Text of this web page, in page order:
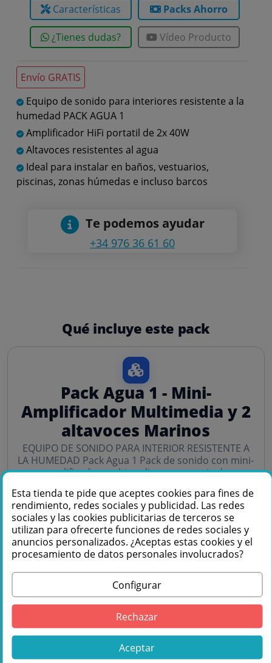
Envío GRATIS
Equipo de sonido para interiores resistente a la
humedad PACK AGUA 1
Amplificador HiFi portatil de 2x 40W
Altavoces resistentes al agua
Ideal para instalar en baños, vestuarios,
piscinas, zonas húmedas e incluso barcos
Te podemos ayudar
+34 976 36 61 60
Características Packs Ahorro
¿Tienes dudas? Vídeo Producto
Qué incluye este pack
Pack Agua 1 - Mini-
Amplificador Multimedia y 2
altavoces Marinos
EQUIPO DE SONIDO PARA INTERIOR RESISTENTE A
LA HUMEDAD Pack Agua 1 Pack de sonido con mini-
amplificador multimedia y una pareja de
Esta tienda te pide que aceptes cookies para fines de
rendimiento, redes sociales y publicidad. Las redes
sociales y las cookies publicitarias de terceros se
utilizan para ofrecerte funciones de redes sociales y
anuncios personalizados. ¿Aceptas estas cookies y el
procesamiento de datos personales involucrados?
Configurar
Rechazar
Aceptar